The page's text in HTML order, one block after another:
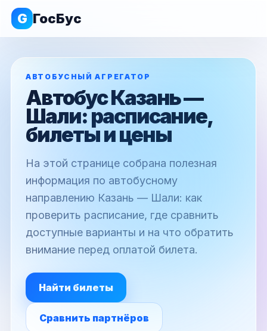
G ГосБус
АВТОБУСНЫЙ АГРЕГАТОР
Автобус Казань —
Шали: расписание,
билеты и цены
На этой странице собрана полезная
информация по автобусному
направлению Казань — Шали: как
проверить расписание, где сравнить
доступные варианты и на что обратить
внимание перед оплатой билета.
Найти билеты
Сравнить партнёров